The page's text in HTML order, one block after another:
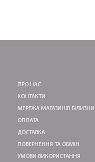
ПРО НАС
КОНТАКТИ
МЕРЕЖА МАГАЗИНІВ БІЛИЗНИ
ОПЛАТА
ДОСТАВКА
ПОВЕРНЕННЯ ТА ОБМІН
УМОВИ ВИКОРИСТАННЯ